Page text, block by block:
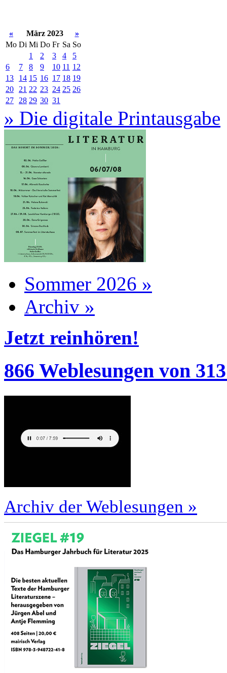
« März 2023
»
Mo Di Mi Do Fr Sa So
1
2 3 4
5
6
7 8 9 10 11 12
13
14 15 16 17 18 19
20
21 22 23 24 25 26
27
28 29 30 31
» Die digitale Printausgabe
Sommer 2026 »
Archiv »
Jetzt reinhören!
866 Weblesungen von
Archiv der Weblesungen »